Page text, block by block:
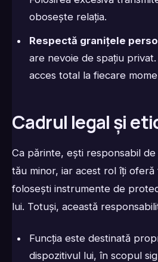
obosește relația.
Respectă granițele
are nevoie de spațiu
acces total la fiecare
Cadrul legal și
Ca părinte, ești responsabil
tău minor, iar acest rol îți oferă
folosești instrumente de
lui. Totuși, această
Funcția este destinată
dispozitivul lui, în scopul